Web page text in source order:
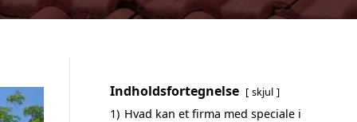
Indholdsfortegnelse skjul
1) Hvad kan et firma med speciale i